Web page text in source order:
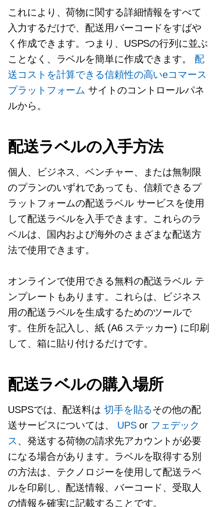
これにより、荷物に関する詳細情報をすべて
入力するだけで、配送用バーコードをすばや
く作成できます。つまり、USPSの行列に並ぶ
ことなく、ラベルを簡単に作成できます。 配
送コストを計算できる信頼性の高いeコマース
プラットフォーム サイトのコントロールパネ
ルから。
配送ラベルの入手方法
個人、ビジネス、ベンチャー、または無制限
のプランのいずれであっても、信頼できるプ
ラットフォームの配送ラベル サービスを使用
して配送ラベルを入手できます。これらのラ
ベルは、国内および海外のさまざまな配送方
法で使用できます。
オンラインで使用できる無料の配送ラベル テ
ンプレートもあります。これらは、ビジネス
用の配送ラベルを生成するためのツールで
す。住所を記入し、紙 (A6 ステッカー) に印刷
して、箱に貼り付けるだけです。
配送ラベルの購入場所
USPSでは、配送料は 切手を貼るその他の配
送サービスについては、 UPSor フェデック
ス 、発送する荷物の請求先アカウントが必要
になる場合があります。ラベルを取得する別
の方法は、テクノロジーを使用して配送ラベ
ルを印刷し、配送情報、バーコード、受取人
の情報を確実に記載することです。